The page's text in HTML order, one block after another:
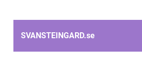
SVANSTEINGARD.se